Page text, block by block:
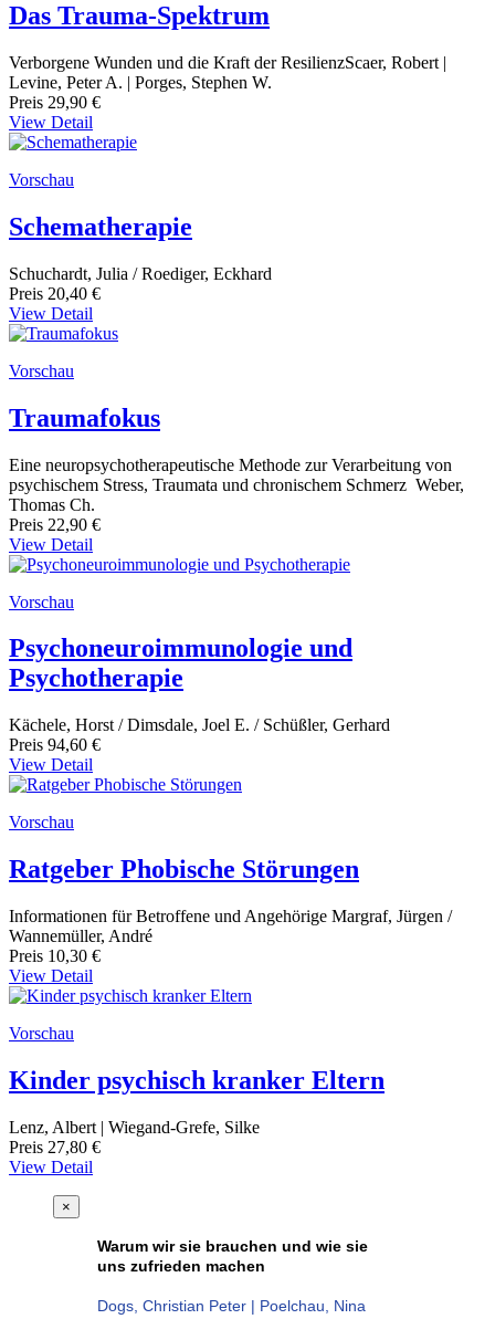
Das Trauma-Spektrum
Verborgene Wunden und die Kraft der ResilienzScaer, Robert |
Levine, Peter A. | Porges, Stephen W.
Preis 29,90 €
View Detail
Vorschau
Schematherapie
Schuchardt, Julia / Roediger, Eckhard
Preis 20,40 €
View Detail
Vorschau
Traumafokus
Eine neuropsychotherapeutische Methode zur Verarbeitung von
psychischem Stress, Traumata und chronischem Schmerz Weber,
Thomas Ch.
Preis 22,90 €
View Detail
Vorschau
Psychoneuroimmunologie und
Psychotherapie
Kächele, Horst / Dimsdale, Joel E. / Schüßler, Gerhard
Preis 94,60 €
View Detail
Vorschau
Ratgeber Phobische Störungen
Informationen für Betroffene und Angehörige Margraf, Jürgen /
Wannemüller, André
Preis 10,30 €
View Detail
Vorschau
Kinder psychisch kranker Eltern
Lenz, Albert | Wiegand-Grefe, Silke
Preis 27,80 €
View Detail
×
Warum wir sie brauchen und wie sie
uns zufrieden machen
Dogs, Christian Peter | Poelchau, Nina